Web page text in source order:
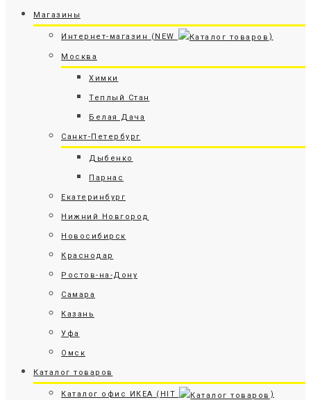
Магазины
Интернет-магазин (NEW )
Москва
Химки
Теплый Стан
Белая Дача
Санкт-Петербург
Дыбенко
Парнас
Екатеринбург
Нижний Новгород
Новосибирск
Краснодар
Ростов-на-Дону
Самара
Казань
Уфа
Омск
Каталог товаров
Каталог офис ИКЕА (HIT )